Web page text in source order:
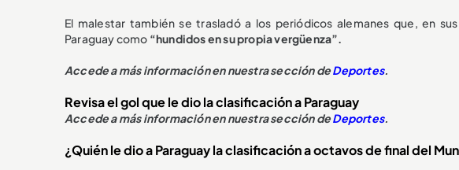
El malestar también se trasladó a los periódicos alemanes que, en
Paraguay como “hundidos en su propia vergüenza”.
Accede a más información en nuestra sección deDeportes.
Revisa el gol que le dio la clasificación a Paraguay
Accede a más información en nuestra sección deDeportes.
¿Quién le dio a Paraguay la clasificación a octavos de final del